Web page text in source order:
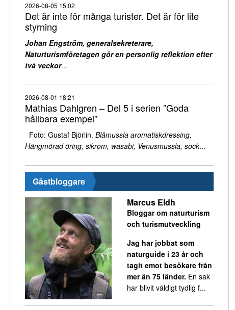
2026-08-05 15:02
Det är inte för många turister. Det är för lite
styrning
Johan Engström, generalsekreterare,
Naturturismföretagen gör en personlig reflektion efter
två veckor...
2026-08-01 18:21
Mathias Dahlgren – Del 5 i serien ”Goda
hållbara exempel”
Foto: Gustaf Björlin. Blåmussla aromatiskdressing,
Hängmörad öring, sikrom, wasabi, Venusmussla, sock...
Gästbloggare
Marcus Eldh
Bloggar om naturturism
och turismutveckling
Jag har jobbat som
naturguide i 23 år och
tagit emot besökare från
mer än 75 länder. En sak
har blivit väldigt tydlig f...